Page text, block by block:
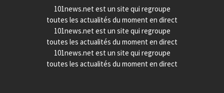
101news.net est un site qui regroupe
toutes les actualités du moment en direct
101news.net est un site qui regroupe
toutes les actualités du moment en direct
101news.net est un site qui regroupe
toutes les actualités du moment en direct